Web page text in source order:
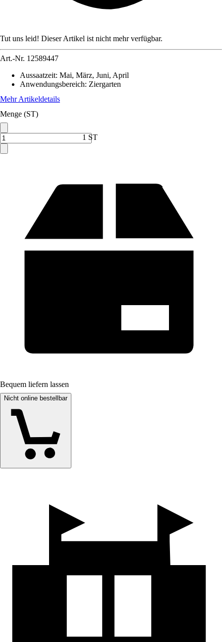
Tut uns leid! Dieser Artikel ist nicht mehr verfügbar.
Art.-Nr. 12589447
Aussaatzeit: Mai, März, Juni, April
Anwendungsbereich: Ziergarten
Mehr Artikeldetails
Menge (ST)
1 ST
Bequem liefern lassen
Nicht online bestellbar